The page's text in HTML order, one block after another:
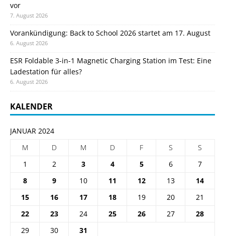
vor
7. August 2026
Vorankündigung: Back to School 2026 startet am 17. August
6. August 2026
ESR Foldable 3-in-1 Magnetic Charging Station im Test: Eine
Ladestation für alles?
6. August 2026
KALENDER
JANUAR 2024
M
D M D F S
S
1
2 3 4 5 6
7
8
9 10 11 12 13
14
15
16 17 18 19 20
21
22
23 24 25 26 27
28
29
30 31